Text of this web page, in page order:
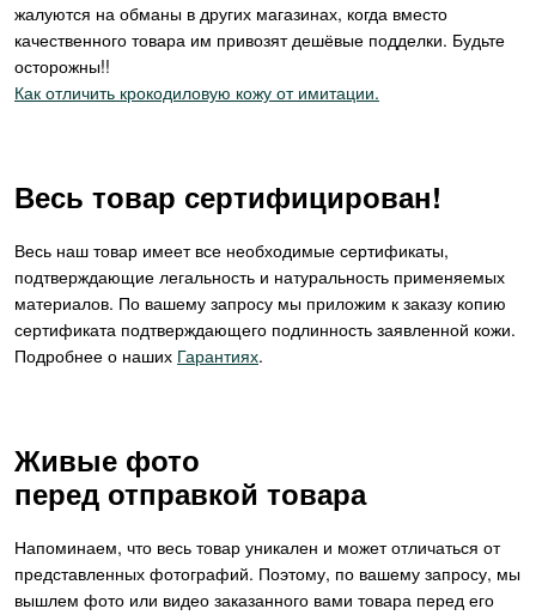
жалуются на обманы в других магазинах, когда вместо
качественного товара им привозят дешёвые подделки. Будьте
осторожны!!
Как отличить крокодиловую кожу от имитации.
Весь товар сертифицирован!
Весь наш товар имеет все необходимые сертификаты,
подтверждающие легальность и натуральность применяемых
материалов. По вашему запросу мы приложим к заказу копию
сертификата подтверждающего подлинность заявленной кожи.
Подробнее о наших Гарантиях.
Живые фото
перед отправкой товара
Напоминаем, что весь товар уникален и может отличаться от
представленных фотографий. Поэтому, по вашему запросу, мы
вышлем фото или видео заказанного вами товара перед его